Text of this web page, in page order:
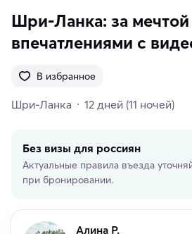
Шри-Ланка: за мечтой
впечатлениями с
В избранное
Шри-Ланка 12 дней (11 ночей)
Без визы для россиян
Актуальные правила въезда
при бронировании.
Алина Р.